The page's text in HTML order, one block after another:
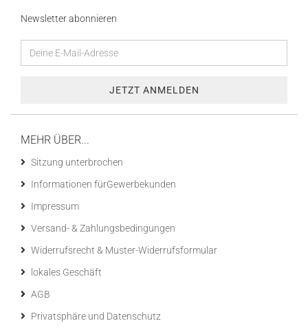
Newsletter abonnieren
MEHR ÜBER...
Sitzung unterbrochen
Informationen fürGewerbekunden
Impressum
Versand- & Zahlungsbedingungen
Widerrufsrecht & Muster-Widerrufsformular
lokales Geschäft
AGB
Privatsphäre und Datenschutz